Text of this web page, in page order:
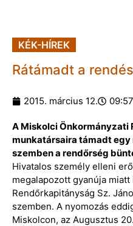
KÉK-HÍREK
Rátámadt a
2015. március 12. 09:57
A Miskolci Önkormányzati
munkatársaira támadt
szemben a rendőrség
Hivatalos személy elleni
megalapozott gyanúja
Rendőrkapitányság Sz.
szemben. A nyomozás
Miskolcon, az Augusztus